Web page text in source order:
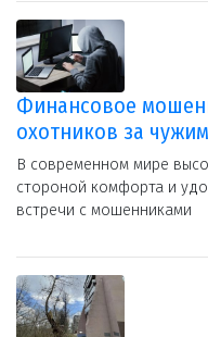
Финансовое
охотников за
В современном мире
стороной комфорта и
встречи с мошенниками